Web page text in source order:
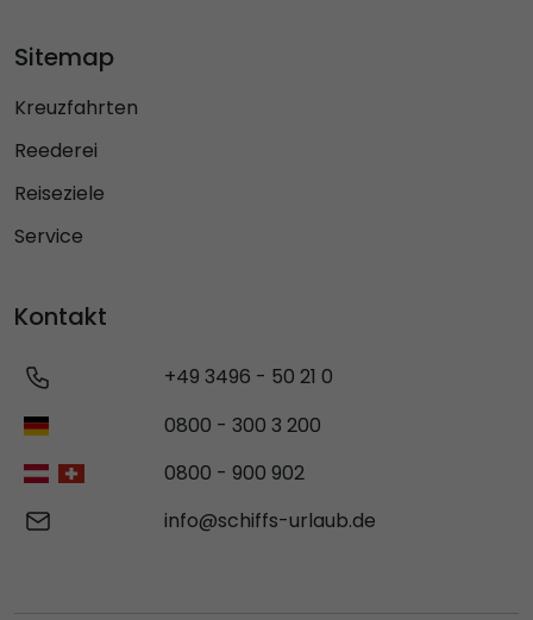
Sitemap
Kreuzfahrten
Reederei
Reiseziele
Service
Kontakt
+49 3496 - 50 21 0
0800 - 300 3 200
0800 - 900 902
info@schiffs-urlaub.de